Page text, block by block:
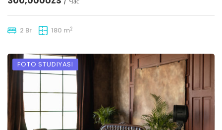
2 Br 180 m2
FOTO STUDIYASI